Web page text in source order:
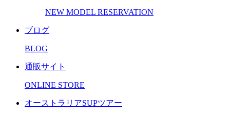
NEW MODEL RESERVATION
ブログ
BLOG
通販サイト
ONLINE STORE
オーストラリアSUPツアー